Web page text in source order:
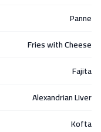
Panne
Fries with Cheese
Fajita
Alexandrian Liver
Kofta